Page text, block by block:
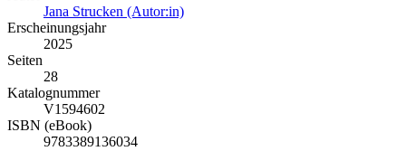
Jana Strucken (Autor:in)
Erscheinungsjahr
2025
Seiten
28
Katalognummer
V1594602
ISBN (eBook)
9783389136034